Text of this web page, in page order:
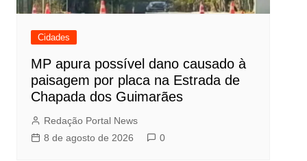
Cidades
MP apura possível dano causado à
paisagem por placa na Estrada de
Chapada dos Guimarães
Redação Portal News
8 de agosto de 2026
0